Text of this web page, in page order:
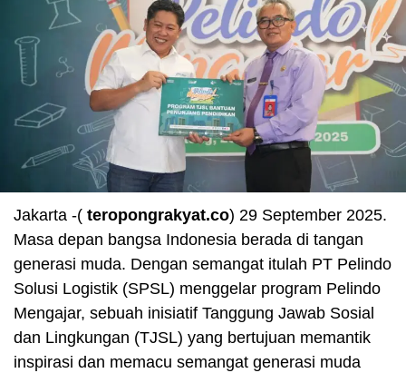
Jakarta -( teropongrakyat.co) 29 September 2025.
Masa depan bangsa Indonesia berada di tangan
generasi muda. Dengan semangat itulah PT Pelindo
Solusi Logistik (SPSL) menggelar program Pelindo
Mengajar, sebuah inisiatif Tanggung Jawab Sosial
dan Lingkungan (TJSL) yang bertujuan memantik
inspirasi dan memacu semangat generasi muda